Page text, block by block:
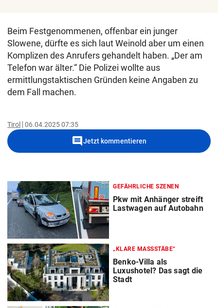
Beim Festgenommenen, offenbar ein junger
Slowene, dürfte es sich laut Weinold aber um einen
Komplizen des Anrufers gehandelt haben. „Der am
Telefon war älter.“ Die Polizei wollte aus
ermittlungstaktischen Gründen keine Angaben zu
dem Fall machen.
Tirol 06.04.2025 07:35
commentJetzt kommentieren
GEFÄHRLICHE SZENEN
Pkw mit Anhänger streift
Lastwagen auf Autobahn
„KLARE MASSSTÄBE“
Benko-Villa als
Luxushotel? Das sagt die
Stadt